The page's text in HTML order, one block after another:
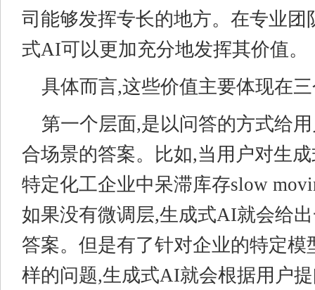
司能够发挥专长的地方。在专业团
式AI可以更加充分地发挥其价值。
具体而言,这些价值主要体现在
第一个层面,是以问答的方式给
合场景的答案。比如,当用户对生
特定化工企业中呆滞库存slow
如果没有微调层,生成式AI就会给
答案。但是有了针对企业的特定模
样的问题,生成式AI就会根据用户